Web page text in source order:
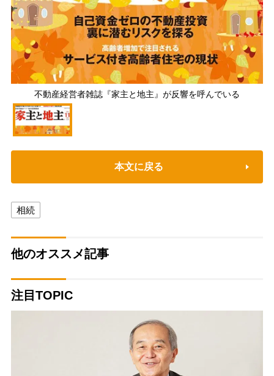
不動産経営者雑誌『家主と地主』が反響を呼んでいる
本文に戻る
相続
他のオススメ記事
注目TOPIC